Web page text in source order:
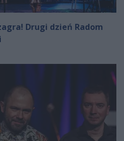
Drugi dzień Radom